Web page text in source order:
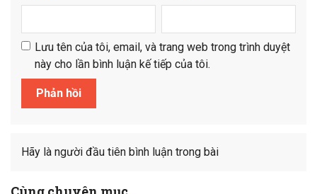
Lưu tên của tôi, email, và trang web trong trình duyệt
này cho lần bình luận kế tiếp của tôi.
Hãy là người đầu tiên bình luận trong bài